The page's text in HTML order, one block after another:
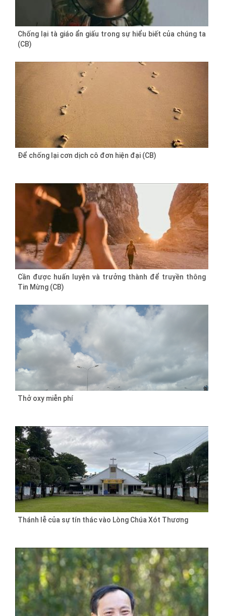
Chống lại tà giáo ẩn giấu trong sự hiểu biết của chúng ta
(CB)
Để chống lại cơn dịch cô đơn hiện đại (CB)
Cần được huấn luyện và trưởng thành để truyền thông
Tin Mừng (CB)
Thở oxy miễn phí
Thánh lễ của sự tín thác vào Lòng Chúa Xót Thương